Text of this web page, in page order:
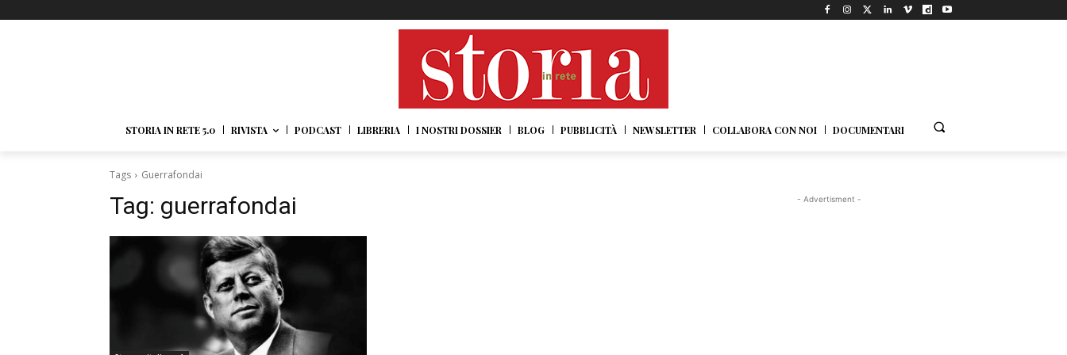
STORIA IN RETE 5.0 RIVISTA PODCAST LIBRERIA I NOSTRI DOSSIER BLOG PUBBLICITÀ NEWSLETTER COLLABORA CON NOI DOCUMENTARI
Tags Guerrafondai
Tag: guerrafondai - Advertisment -